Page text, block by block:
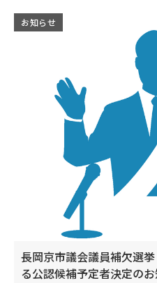
お知らせ
長岡京市議会議員補欠選
る公認候補予定者決定の